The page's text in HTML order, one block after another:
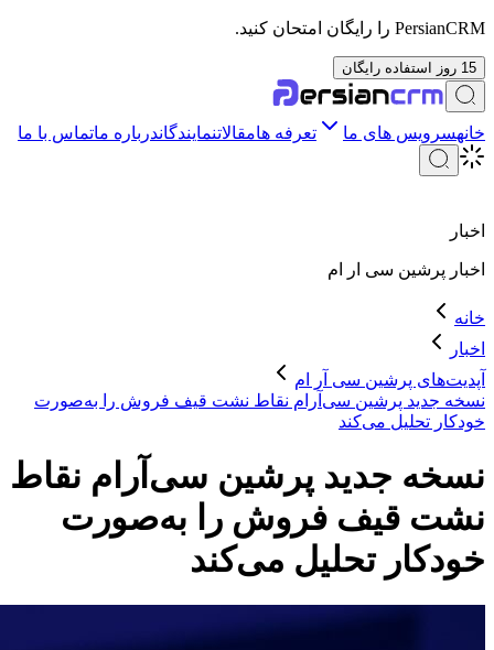
PersianCRM را رایگان امتحان کنید.
15 روز استفاده رایگان
خانهسرویس های ما تعرفه هامقالاتنمایندگاندرباره ماتماس با ما
اخبار
اخبار پرشین سی ار ام
خانه
اخبار
آپدیت‌های پرشین سی آر ام
نسخه جدید پرشین سی‌آر‌ام نقاط نشت قیف فروش را به‌صورت
خودکار تحلیل می‌کند
نسخه جدید پرشین سی‌آر‌ام نقاط
نشت قیف فروش را به‌صورت
خودکار تحلیل می‌کند